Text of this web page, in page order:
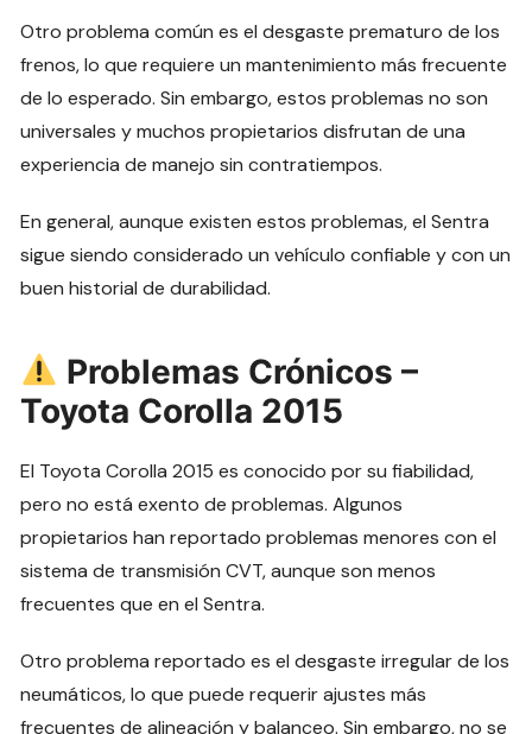
Otro problema común es el desgaste prematuro de los
frenos, lo que requiere un mantenimiento más frecuente
de lo esperado. Sin embargo, estos problemas no son
universales y muchos propietarios disfrutan de una
experiencia de manejo sin contratiempos.
En general, aunque existen estos problemas, el Sentra
sigue siendo considerado un vehículo confiable y con un
buen historial de durabilidad.
Problemas Crónicos –
Toyota Corolla 2015
El Toyota Corolla 2015 es conocido por su fiabilidad,
pero no está exento de problemas. Algunos
propietarios han reportado problemas menores con el
sistema de transmisión CVT, aunque son menos
frecuentes que en el Sentra.
Otro problema reportado es el desgaste irregular de los
neumáticos, lo que puede requerir ajustes más
frecuentes de alineación y balanceo. Sin embargo, no se